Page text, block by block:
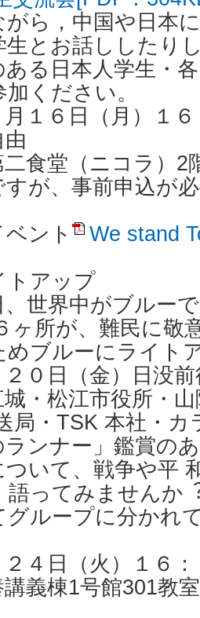
がら，中国や日本
生とお話ししたり
る日本人学生・
ください。
６日（月）１６
堂（ニコラ）2
が、事前申込が
ント
We stand
トアップ
世界中がブルー
ヶ所が、難⺠に敬
めブルーにライト
日（金）日没前
松江市役所・⼭
局・TSK 本社・カ
ランナー」鑑賞の
いて、戦争や平
語ってみませんか
グループに分かれ
日（火）１６：
棟1号館301教